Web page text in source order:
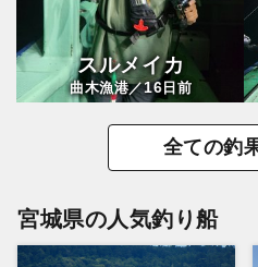
スルメイカ
曲木漁港／16日前
全ての釣
宮城県の人気釣り船